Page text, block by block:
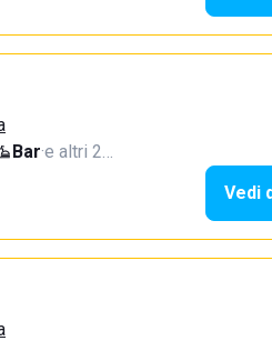
Bar·e altri 2…
Vedi